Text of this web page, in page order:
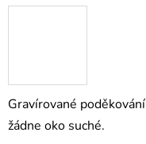
Gravírované
žádne oko suché.